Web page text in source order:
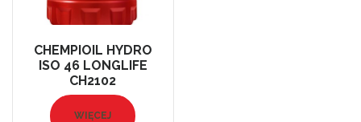
CHEMPIOIL HYDRO
ISO 46 LONGLIFE
CH2102
WIĘCEJ